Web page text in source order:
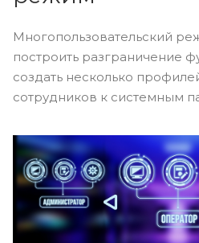
Многопользовательский
построить разграничение
создать несколько
сотрудников к системным